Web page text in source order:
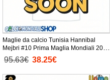
Maglie da calcio Tunisia Hannibal
Mejbri #10 Prima Maglia Mondiali 2026
Manica Corta
95.63€ 38.25€